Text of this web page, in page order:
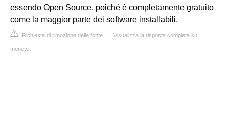
essendo Open Source, poiché è completamente gratuito
come la maggior parte dei software installabili.
Richiesta di rimozione della fonte | Visualizza la risposta completa su
money.it